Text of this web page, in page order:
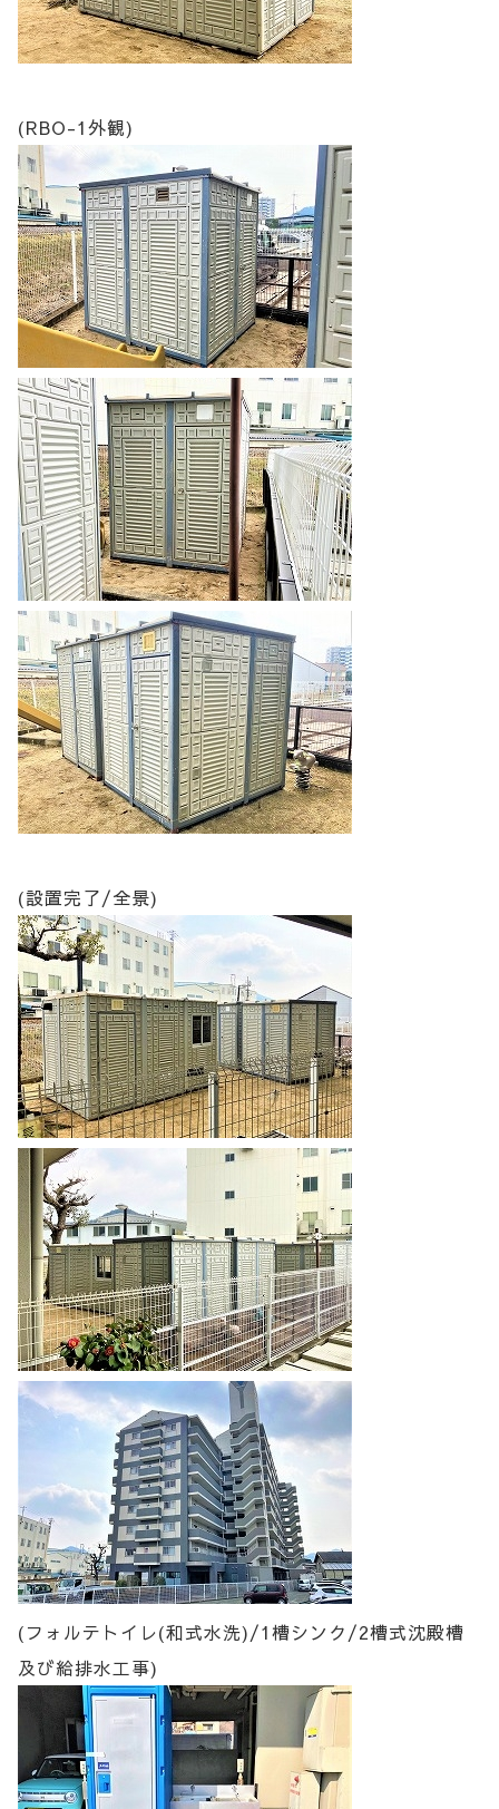
(RBO-1外観)
(設置完了/全景)
(フォルテトイレ(和式水洗)/1槽シンク/2槽式沈殿槽
及び給排水工事)